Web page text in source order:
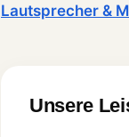
Lautsprecher &
Unsere